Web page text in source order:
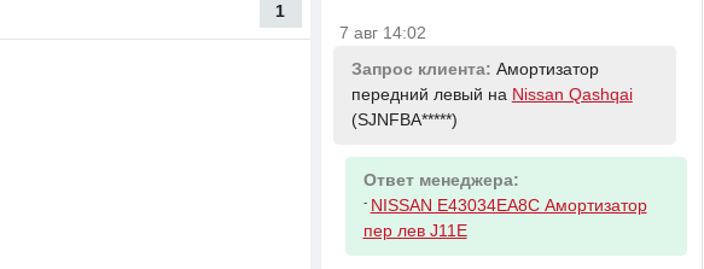
1
7 авг 14:02
Запрос клиента: Амортизатор
передний левый на Nissan Qashqai
(SJNFBA*****)
Ответ менеджера:
- NISSAN E43034EA8C Амортизатор
пер лев J11E